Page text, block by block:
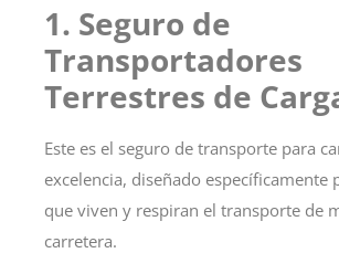
1. Seguro de
Transportadores
Terrestres de
Este es el seguro de transporte para
excelencia, diseñado específicamente
que viven y respiran el transporte de
carretera.